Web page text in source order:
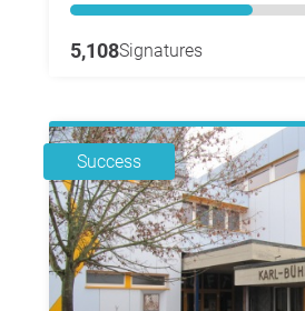
5,108Signatures
Success